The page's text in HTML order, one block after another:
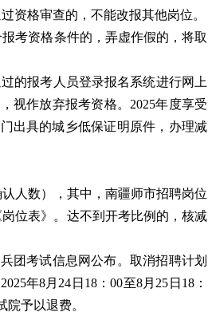
资格审查的，不能改报其他岗位。
考资格条件的，弄虚作假的，将取
的报考人员登录报名系统进行网上
视作放弃报考资格。2025年度享受
出具的城乡低保证明原件，办理减
人数），其中，南疆师市招聘岗位
位表》。达不到开考比例的，核减
团考试信息网公布。取消招聘计划
年8月24日18：00至8月25日18：
予以退费。